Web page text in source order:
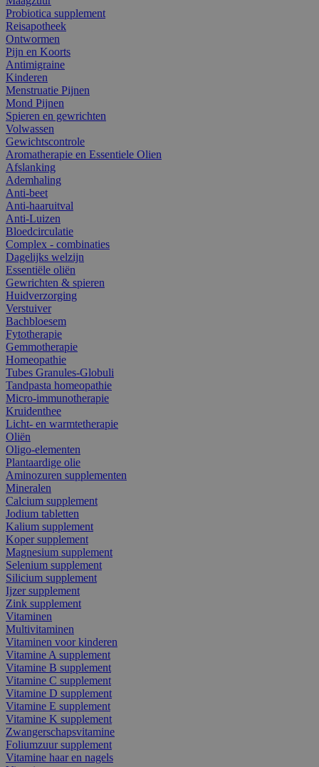
Probiotica supplement
Reisapotheek
Ontwormen
Pijn en Koorts
Antimigraine
Kinderen
Menstruatie Pijnen
Mond Pijnen
Spieren en gewrichten
Volwassen
Gewichtscontrole
Aromatherapie en Essentiele Olien
Afslanking
Ademhaling
Anti-beet
Anti-haaruitval
Anti-Luizen
Bloedcirculatie
Complex - combinaties
Dagelijks welzijn
Essentiële oliën
Gewrichten & spieren
Huidverzorging
Verstuiver
Bachbloesem
Fytotherapie
Gemmotherapie
Homeopathie
Tubes Granules-Globuli
Tandpasta homeopathie
Micro-immunotherapie
Kruidenthee
Licht- en warmtetherapie
Oliën
Oligo-elementen
Plantaardige olie
Aminozuren supplementen
Mineralen
Calcium supplement
Jodium tabletten
Kalium supplement
Koper supplement
Magnesium supplement
Selenium supplement
Silicium supplement
Ijzer supplement
Zink supplement
Vitaminen
Multivitaminen
Vitaminen voor kinderen
Vitamine A supplement
Vitamine B supplement
Vitamine C supplement
Vitamine D supplement
Vitamine E supplement
Vitamine K supplement
Zwangerschapsvitamine
Foliumzuur supplement
Vitamine haar en nagels